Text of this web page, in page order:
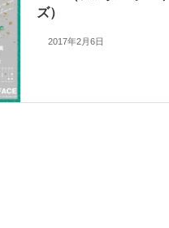
ズ）
2017年2月6日